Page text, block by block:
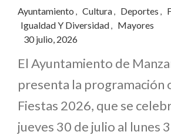
Ayuntamiento , Cultura, Deportes ,
Igualdad Y Diversidad, Mayores
30 julio, 2026
El Ayuntamiento de
presenta la programación
Fiestas 2026, que se
jueves 30 de julio al lunes